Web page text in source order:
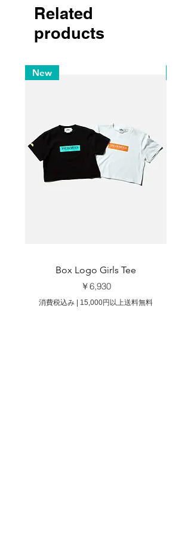
Related
products
New
Box Logo Girls Tee
価格
￥6,930
消費税込み| 15,000円以上送料無料